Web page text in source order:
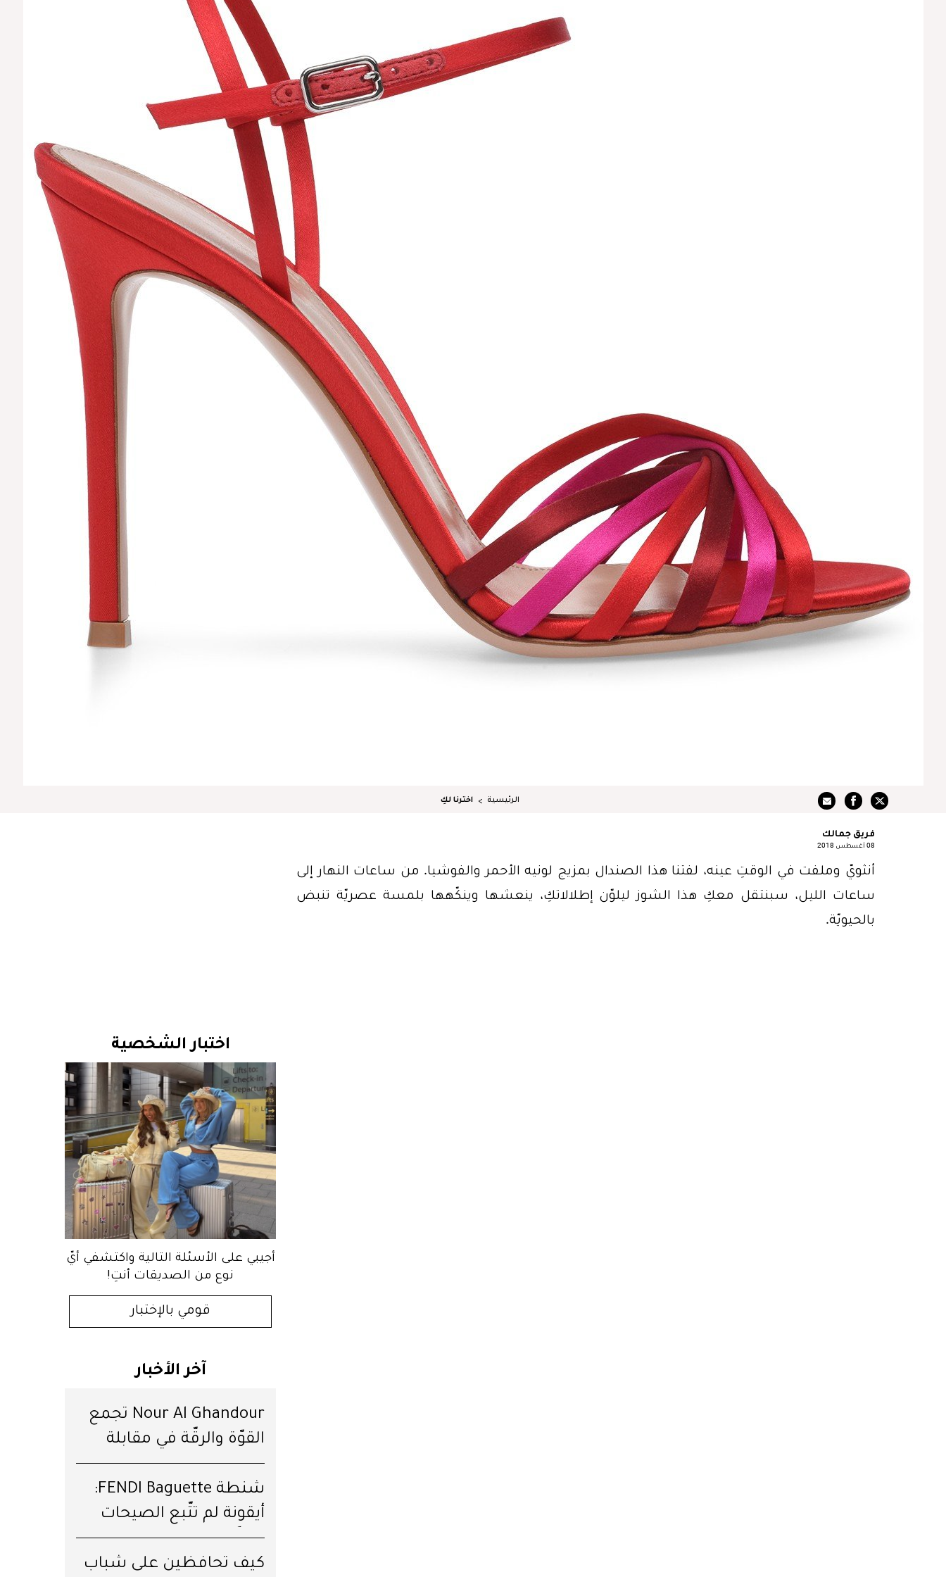
الرئيسية اخترنا لكِ
فريق جمالك
08 أغسطس 2018
أنثويّ وملفت في الوقتِ عينه، لفتنا هذا الصندال بمزيج لونيه الأحمر والفوشيا. من ساعات النهار إلى
ساعات الليل، سبنتقل معكِ هذا الشوز ليلوّن إطلالاتكِ، ينعشها وينكّهها بلمسة عصريّة تنبض
بالحيويّة.
اختبار الشخصية
أجيبي على الأسئلة التالية واكتشفي أيّ
نوع من الصديقات أنتِ!
قومي بالإختبار
آخر الأخبار
Nour Al Ghandour تجمع
القوّة والرقّة في مقابلة
خاصّة
شنطة FENDI Baguette:
أيقونة لم تتّبع الصيحات
يوماً!
كيف تحافظين على شباب